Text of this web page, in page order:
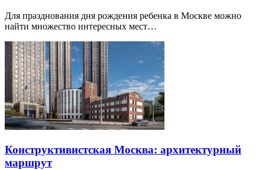
Для празднования дня рождения ребенка в Москве можно
найти множество интересных мест…
Конструктивистская Москва: архитектурный
маршрут